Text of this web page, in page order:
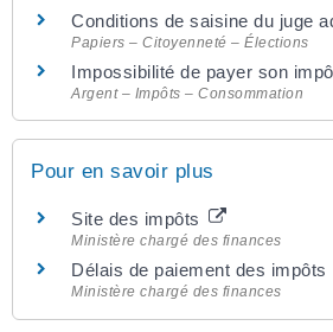
Conditions de saisine du juge
Papiers – Citoyenneté – Élections
Impossibilité de payer son
Argent – Impôts – Consommation
Pour en savoir plus
Site des impôts
Ministère chargé des finances
Délais de paiement des impôts
Ministère chargé des finances